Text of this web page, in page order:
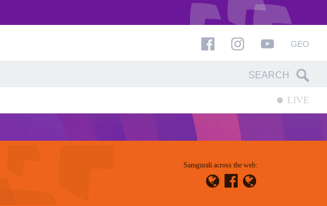
GEO
LIVE
Samgurali across the web: